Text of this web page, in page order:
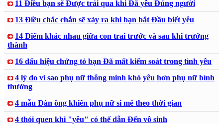
11 Điều bạn sẽ Được trải qua khi Đã yêu Đúng người
13 Điều chắc chắn sẽ xảy ra khi bạn bắt Đầu biết yêu
14 Điểm khác nhau giữa con trai trước và sau khi trưởng
thành
16 dấu hiệu chứng tỏ bạn Đã mất kiểm soát trong tình yêu
4 lý do vì sao phụ nữ thông minh khó yêu hơn phụ nữ bình
thường
4 mẫu Đàn ông khiến phụ nữ si mê theo thời gian
4 thói quen khi "yêu" có thể dẫn Đến vô sinh